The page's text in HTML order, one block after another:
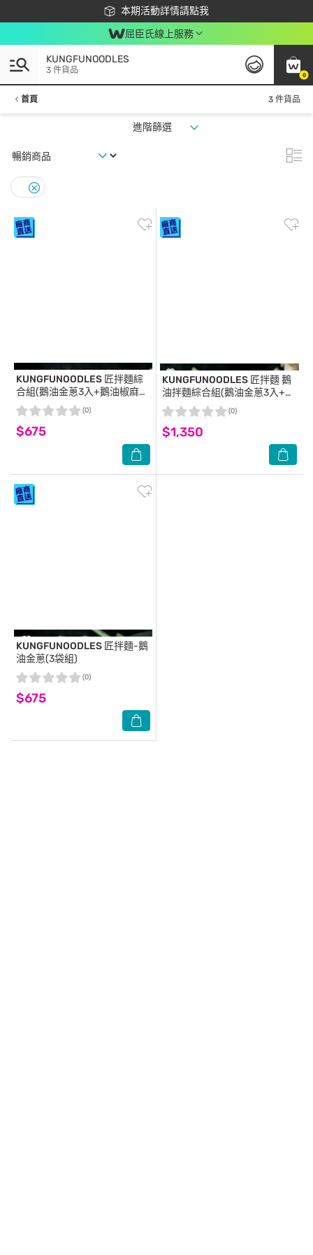
本期活動詳情請點我
下載app最高回饋$350
屈臣氏線上服務
0
KUNGFUNOODLES
3 件貨品
首頁 3 件貨品
進階篩選
KUNGFUNOODLES 匠拌麵綜
合組(鵝油金蔥3入+鵝油椒麻3
入+麻油細麵3入)
$675
(0)
KUNGFUNOODLES 匠拌麵 鵝
油拌麵綜合組(鵝油金蔥3入+鵝
油椒麻3入)
$1,350
(0)
KUNGFUNOODLES 匠拌麵-鵝
油金蔥(3袋組)
$675
(0)